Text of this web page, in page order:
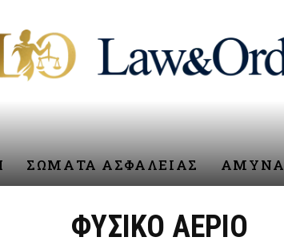
ΣΩΜΑΤΑ ΑΣΦΑΛΕΙΑΣ ΑΜΥΝΑ
ΦΥΣΙΚΟ ΑΕΡΙΟ